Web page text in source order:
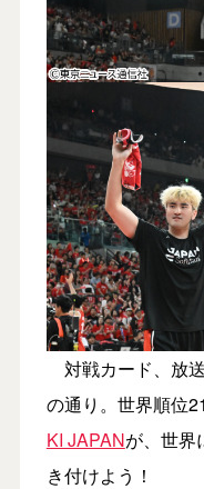
対戦カード、放
の通り。世界順位
KI JAPANが、世界
き付けよう！